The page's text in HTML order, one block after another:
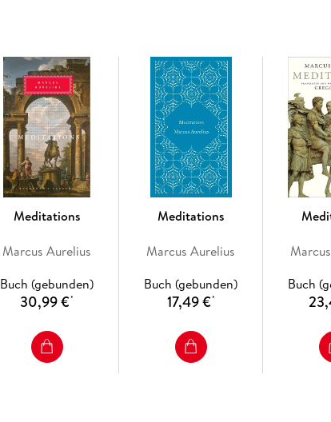
Meditations
Marcus Aurelius
Buch (gebunden)
30,99 €*
Meditations
Marcus Aurelius
Buch (gebunden)
17,49 €*
Buch